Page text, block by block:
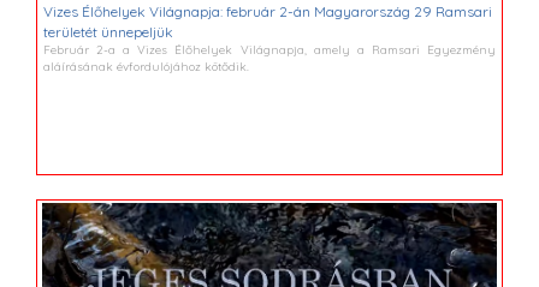
Vizes Élőhelyek Világnapja: február 2-án Magyarország 29 Ramsari
területét ünnepeljük
Február 2-a a Vizes Élőhelyek Világnapja, amely a Ramsari Egyezmény
aláírásának évfordulójához kötődik.